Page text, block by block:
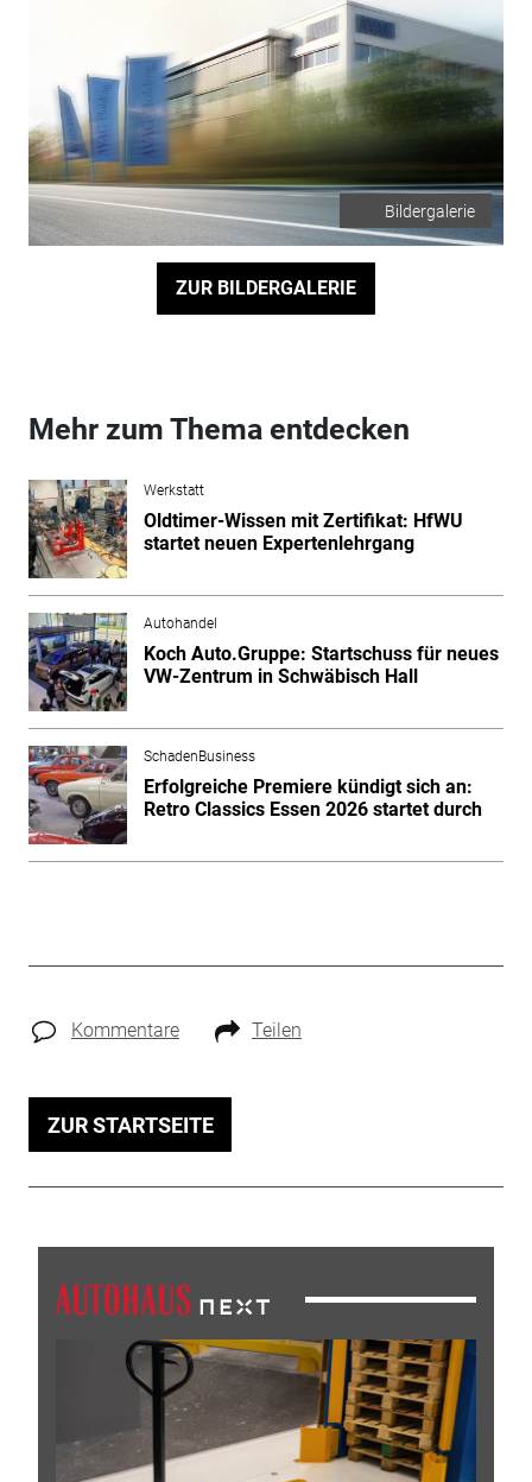
Bildergalerie
ZUR BILDERGALERIE
Mehr zum Thema entdecken
Werkstatt
Oldtimer-Wissen mit Zertifikat: HfWU
startet neuen Expertenlehrgang
Autohandel
Koch Auto.Gruppe: Startschuss für neues
VW-Zentrum in Schwäbisch Hall
SchadenBusiness
Erfolgreiche Premiere kündigt sich an:
Retro Classics Essen 2026 startet durch
Kommentare Teilen
ZUR STARTSEITE